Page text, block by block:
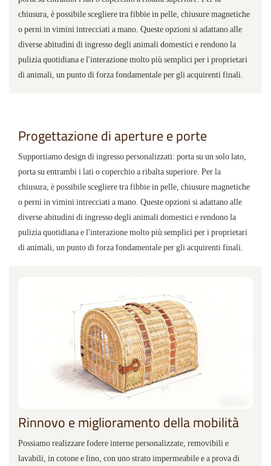
chiusura, è possibile scegliere tra fibbie in pelle, chiusure magnetiche
o perni in vimini intrecciati a mano. Queste opzioni si adattano alle
diverse abitudini di ingresso degli animali domestici e rendono la
pulizia quotidiana e l'interazione molto più semplici per i proprietari
di animali, un punto di forza fondamentale per gli acquirenti finali.
Progettazione di aperture e porte
chiusura, è possibile scegliere tra fibbie in pelle, chiusure magnetiche
o perni in vimini intrecciati a mano. Queste opzioni si adattano alle
diverse abitudini di ingresso degli animali domestici e rendono la
pulizia quotidiana e l'interazione molto più semplici per i proprietari
di animali, un punto di forza fondamentale per gli acquirenti finali.